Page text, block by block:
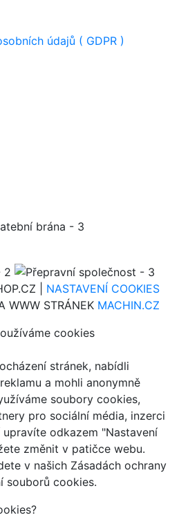
údajů ( GDPR )
| NASTAVENÍ COOKIES
WWW STRÁNEK MACHIN.CZ
cookies
stránek, nabídli
a mohli anonymně
soubory cookies,
pro sociální média, inzerci
odkazem "Nastavení
změnit v patičce webu.
v našich Zásadách ochrany
souborů cookies.